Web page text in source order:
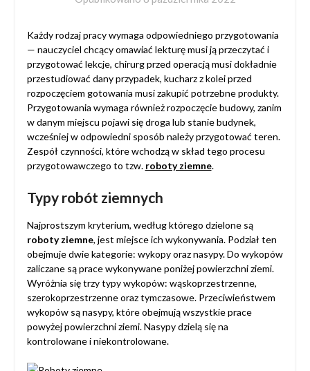
Każdy rodzaj pracy wymaga odpowiedniego przygotowania
— nauczyciel chcący omawiać lekturę musi ją przeczytać i
przygotować lekcje, chirurg przed operacją musi dokładnie
przestudiować dany przypadek, kucharz z kolei przed
rozpoczęciem gotowania musi zakupić potrzebne produkty.
Przygotowania wymaga również rozpoczęcie budowy, zanim
w danym miejscu pojawi się droga lub stanie budynek,
wcześniej w odpowiedni sposób należy przygotować teren.
Zespół czynności, które wchodzą w skład tego procesu
przygotowawczego to tzw. roboty ziemne.
Typy robót ziemnych
Najprostszym kryterium, według którego dzielone są
roboty ziemne, jest miejsce ich wykonywania. Podział ten
obejmuje dwie kategorie: wykopy oraz nasypy. Do wykopów
zaliczane są prace wykonywane poniżej powierzchni ziemi.
Wyróżnia się trzy typy wykopów: wąskoprzestrzenne,
szerokoprzestrzenne oraz tymczasowe. Przeciwieństwem
wykopów są nasypy, które obejmują wszystkie prace
powyżej powierzchni ziemi. Nasypy dzielą się na
kontrolowane i niekontrolowane.